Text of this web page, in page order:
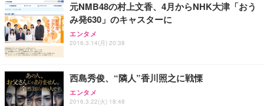
元NMB48の村上文香、4月からNHK大津「おう
み発630」のキャスターに
エンタメ
2016.3.14(月) 20:38
西島秀俊、“隣人”香川照之に戦慄
エンタメ
2016.3.22(火) 18:48